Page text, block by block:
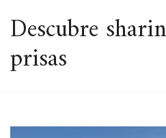
Descubre
prisas